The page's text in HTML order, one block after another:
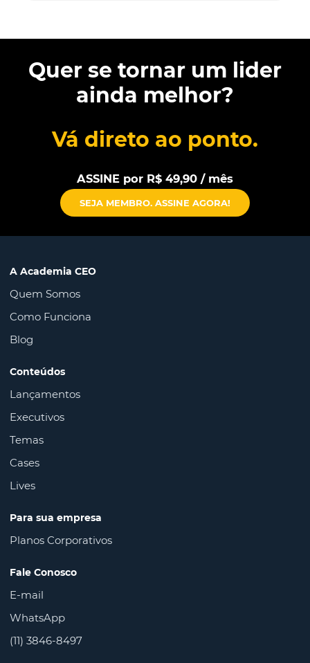
Quer se tornar um lider
ainda melhor?
Vá direto ao ponto.
ASSINE por R$ 49,90 / mês
SEJA MEMBRO. ASSINE AGORA!
A Academia CEO
Quem Somos
Como Funciona
Blog
Conteúdos
Lançamentos
Executivos
Temas
Cases
Lives
Para sua empresa
Planos Corporativos
Fale Conosco
E-mail
WhatsApp
(11) 3846-8497